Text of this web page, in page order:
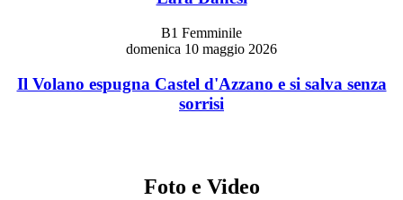
B1 Femminile
domenica 10 maggio 2026
Il Volano espugna Castel d'Azzano e si salva senza
sorrisi
Foto e Video